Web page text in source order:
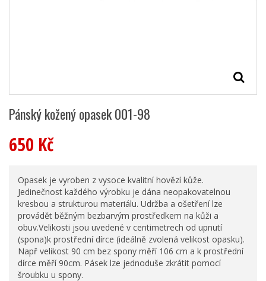
Pánský kožený opasek 001-98
650 Kč
Opasek je vyroben z vysoce kvalitní hovězí kůže.
Jedinečnost každého výrobku je dána neopakovatelnou
kresbou a strukturou materiálu. Udržba a ošetření lze
provádět běžným bezbarvým prostředkem na kůži a
obuv.Velikosti jsou uvedené v centimetrech od upnutí
(spona)k prostřední dírce (ideálně zvolená velikost opasku).
Např velikost 90 cm bez spony měří 106 cm a k prostřední
dírce měří 90cm. Pásek lze jednoduše zkrátit pomocí
šroubku u spony.